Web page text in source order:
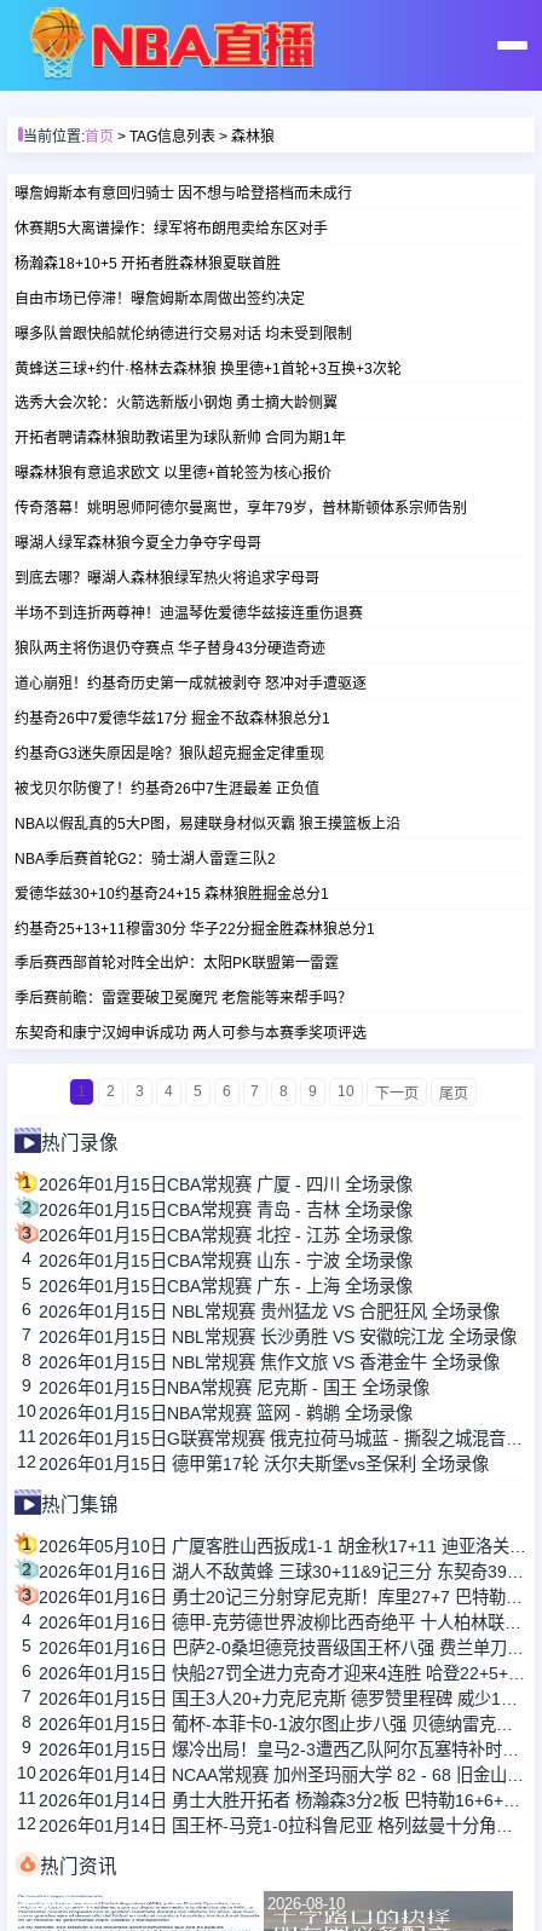
首页
足球直播
篮球直播
足球录像
篮球录像
足球集锦
篮球集锦
足球新闻
篮球新闻
当前位置:首页 > TAG信息列表 > 森林狼
曝詹姆斯本有意回归骑士 因不想与哈登搭档而未成行
休赛期5大离谱操作：绿军将布朗甩卖给东区对手
杨瀚森18+10+5 开拓者胜森林狼夏联首胜
自由市场已停滞！曝詹姆斯本周做出签约决定
曝多队曾跟快船就伦纳德进行交易对话 均未受到限制
黄蜂送三球+约什·格林去森林狼 换里德+1首轮+3互换+3次轮
选秀大会次轮：火箭选新版小钢炮 勇士摘大龄侧翼
开拓者聘请森林狼助教诺里为球队新帅 合同为期1年
曝森林狼有意追求欧文 以里德+首轮签为核心报价
传奇落幕！姚明恩师阿德尔曼离世，享年79岁，普林斯顿体系宗师告别
曝湖人绿军森林狼今夏全力争夺字母哥
到底去哪？曝湖人森林狼绿军热火将追求字母哥
半场不到连折两尊神！迪温琴佐爱德华兹接连重伤退赛
狼队两主将伤退仍夺赛点 华子替身43分硬造奇迹
道心崩殂！约基奇历史第一成就被剥夺 怒冲对手遭驱逐
约基奇26中7爱德华兹17分 掘金不敌森林狼总分1
约基奇G3迷失原因是啥？狼队超克掘金定律重现
被戈贝尔防傻了！约基奇26中7生涯最差 正负值
NBA以假乱真的5大P图，易建联身材似灭霸 狼王摸篮板上沿
NBA季后赛首轮G2：骑士湖人雷霆三队2
爱德华兹30+10约基奇24+15 森林狼胜掘金总分1
约基奇25+13+11穆雷30分 华子22分掘金胜森林狼总分1
季后赛西部首轮对阵全出炉：太阳PK联盟第一雷霆
季后赛前瞻：雷霆要破卫冕魔咒 老詹能等来帮手吗？
东契奇和康宁汉姆申诉成功 两人可参与本赛季奖项评选
1 2 3 4 5 6 7 8 9 10 下一页 尾页
热门录像
1 2026年01月15日CBA常规赛 广厦 - 四川 全场录像
2 2026年01月15日CBA常规赛 青岛 - 吉林 全场录像
3 2026年01月15日CBA常规赛 北控 - 江苏 全场录像
4 2026年01月15日CBA常规赛 山东 - 宁波 全场录像
5 2026年01月15日CBA常规赛 广东 - 上海 全场录像
6 2026年01月15日 NBL常规赛 贵州猛龙 VS 合肥狂风 全场录像
7 2026年01月15日 NBL常规赛 长沙勇胜 VS 安徽皖江龙 全场录像
8 2026年01月15日 NBL常规赛 焦作文旅 VS 香港金牛 全场录像
9 2026年01月15日NBA常规赛 尼克斯 - 国王 全场录像
102026年01月15日NBA常规赛 篮网 - 鹈鹕 全场录像
11
12 2026年01月15日 德甲第17轮 沃尔夫斯堡vs圣保利 全场录像
热门集锦
1
2
3
4
5
6
7
8
9
10
11
12
热门资讯
2026-08-10 2026-08-10